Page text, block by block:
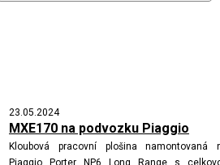
23.05.2024
MXE170 na podvozku Piaggio
Kloubová pracovní plošina namontovaná
Piaggio Porter NP6 Long Range s